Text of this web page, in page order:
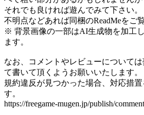
それでも良ければ遊んでみて下さい。
不明点などあれば同梱のReadMeをご
※ 背景画像の一部はAI生成物を加工
ます。
なお、コメントやレビューについて
て書いて頂くようお願いいたします。
規約違反が見つかった場合、対応措
す。
https://freegame-mugen.jp/publish/